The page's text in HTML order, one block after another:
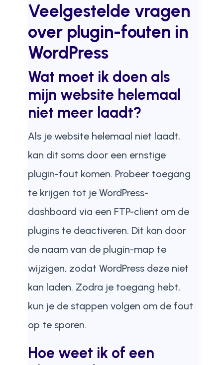
Veelgestelde vragen
over plugin-fouten in
WordPress
Wat moet ik doen als
mijn website helemaal
niet meer laadt?
Als je website helemaal niet laadt,
kan dit soms door een ernstige
plugin-fout komen. Probeer toegang
te krijgen tot je WordPress-
dashboard via een FTP-client om de
plugins te deactiveren. Dit kan door
de naam van de plugin-map te
wijzigen, zodat WordPress deze niet
kan laden. Zodra je toegang hebt,
kun je de stappen volgen om de fout
op te sporen.
Hoe weet ik of een